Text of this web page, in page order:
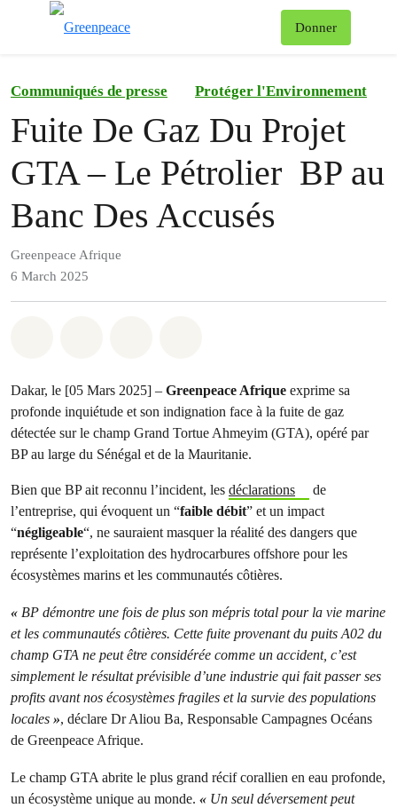
Donner
Communiqués de presse Protéger l'Environnement
Fuite De Gaz Du Projet
GTA – Le Pétrolier BP au
Banc Des Accusés
Greenpeace Afrique
6 March 2025
Dakar, le [05 Mars 2025] – Greenpeace Afrique exprime sa
profonde inquiétude et son indignation face à la fuite de gaz
détectée sur le champ Grand Tortue Ahmeyim (GTA), opéré par
BP au large du Sénégal et de la Mauritanie.
Bien que BP ait reconnu l’incident, les déclarations
de
l’entreprise, qui évoquent un “faible débit” et un impact
“négligeable“, ne sauraient masquer la réalité des dangers que
représente l’exploitation des hydrocarbures offshore pour les
écosystèmes marins et les communautés côtières.
« BP démontre une fois de plus son mépris total pour la vie marine
et les communautés côtières. Cette fuite provenant du puits A02 du
champ GTA ne peut être considérée comme un accident, c’est
simplement le résultat prévisible d’une industrie qui fait passer ses
profits avant nos écosystèmes fragiles et la survie des populations
locales », déclare Dr Aliou Ba, Responsable Campagnes Océans
de Greenpeace Afrique.
Le champ GTA abrite le plus grand récif corallien en eau profonde,
un écosystème unique au monde. « Un seul déversement peut